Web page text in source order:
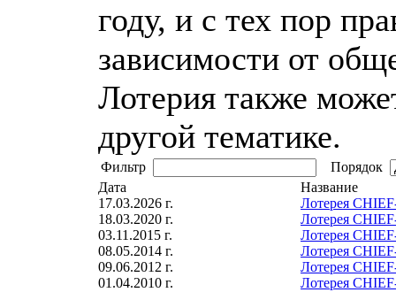
году, и с тех пор
зависимости от
Лотерия также
другой тематике.
Фильтр
Порядок
Дата
Название
17.03.2026 г.
Лотерея
18.03.2020 г.
Лотерея
03.11.2015 г.
Лотерея
08.05.2014 г.
Лотерея
09.06.2012 г.
Лотерея
01.04.2010 г.
Лотерея